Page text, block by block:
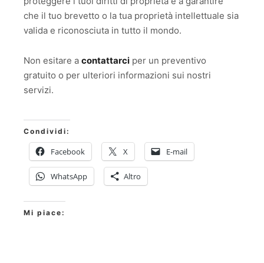
che il tuo brevetto o la tua proprietà intellettuale sia
valida e riconosciuta in tutto il mondo.
Non esitare a contattarci per un preventivo
gratuito o per ulteriori informazioni sui nostri
servizi.
Condividi:
Facebook X E-mail
WhatsApp Altro
Mi piace: